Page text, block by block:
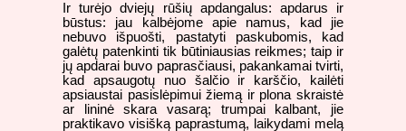
Ir turėjo dviejų rūšių apdangalus: apdarus ir
būstus: jau kalbėjome apie namus, kad jie
nebuvo išpuošti, pastatyti paskubomis, kad
galėtų patenkinti tik būtiniausias reikmes; taip ir
jų apdarai buvo paprasčiausi, pakankamai tvirti,
kad apsaugotų nuo šalčio ir karščio, kailėti
apsiaustai pasislėpimui žiemą ir plona skraistė
ar lininė skara vasarą; trumpai kalbant, jie
praktikavo visišką paprastumą, laikydami melą